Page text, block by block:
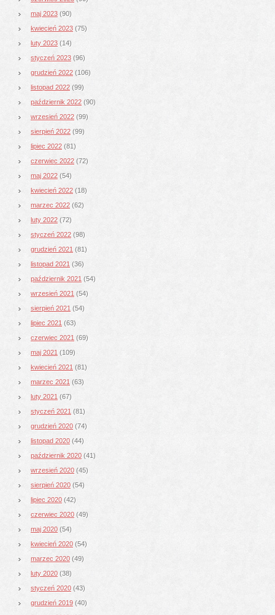
maj 2023 (90)
kwiecień 2023 (75)
luty 2023 (14)
styczeń 2023 (96)
grudzień 2022 (106)
listopad 2022 (99)
październik 2022 (90)
wrzesień 2022 (99)
sierpień 2022 (99)
lipiec 2022 (81)
czerwiec 2022 (72)
maj 2022 (54)
kwiecień 2022 (18)
marzec 2022 (62)
luty 2022 (72)
styczeń 2022 (98)
grudzień 2021 (81)
listopad 2021 (36)
październik 2021 (54)
wrzesień 2021 (54)
sierpień 2021 (54)
lipiec 2021 (63)
czerwiec 2021 (69)
maj 2021 (109)
kwiecień 2021 (81)
marzec 2021 (63)
luty 2021 (67)
styczeń 2021 (81)
grudzień 2020 (74)
listopad 2020 (44)
październik 2020 (41)
wrzesień 2020 (45)
sierpień 2020 (54)
lipiec 2020 (42)
czerwiec 2020 (49)
maj 2020 (54)
kwiecień 2020 (54)
marzec 2020 (49)
luty 2020 (38)
styczeń 2020 (43)
grudzień 2019 (40)